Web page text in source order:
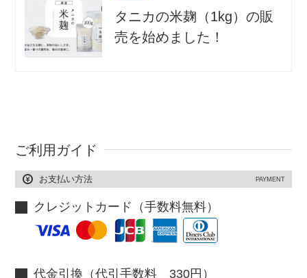
タニカの米麹（1kg）の販
売を始めました！
ご利用ガイド
お支払い方法 PAYMENT
クレジットカード（手数料無料）
代金引換（代引手数料 330円）